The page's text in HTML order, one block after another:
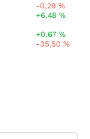
-0,29%
+6,48%
+0,67%
-35,50%